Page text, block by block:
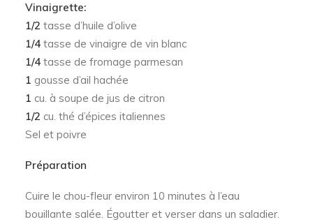
Vinaigrette:
1/2 tasse d’huile d’olive
1/4 tasse de vinaigre de vin blanc
1/4 tasse de fromage parmesan
1 gousse d’ail hachée
1 cu. à soupe de jus de citron
1/2 cu. thé d’épices italiennes
Sel et poivre
Préparation
Cuire le chou-fleur environ 10 minutes à l’eau
bouillante salée. Égoutter et verser dans un saladier.